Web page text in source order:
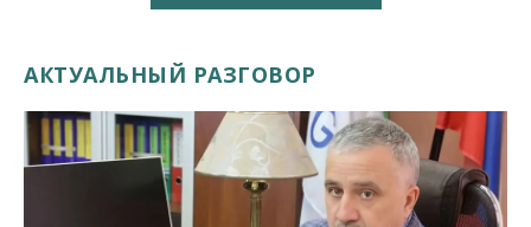
АКТУАЛЬНЫЙ РАЗГОВОР